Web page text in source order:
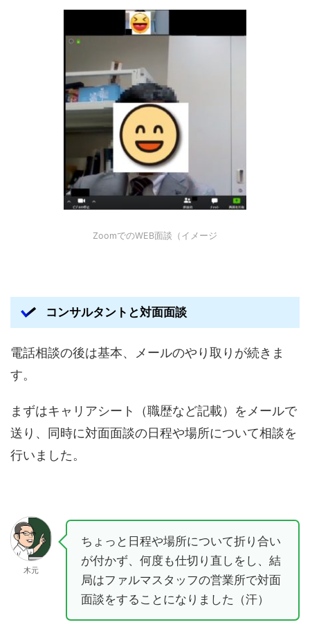
ZoomでのWEB面談（イメージ
コンサルタントと対面面談
電話相談の後は基本、メールのやり取りが続きま
す。
まずはキャリアシート（職歴など記載）をメールで
送り、同時に対面面談の日程や場所について相談を
行いました。
木元
ちょっと日程や場所について折り合い
が付かず、何度も仕切り直しをし、結
局はファルマスタッフの営業所で対面
面談をすることになりました（汗）